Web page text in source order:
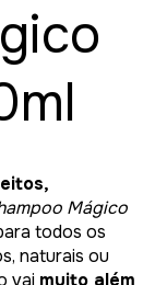
Mágico
todos os
naturais ou